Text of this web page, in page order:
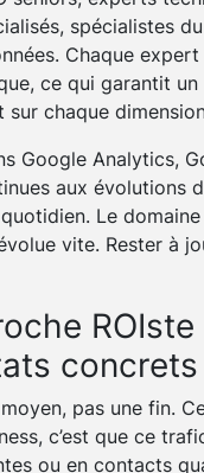
spécialistes
Chaque
ce qui garantit un
sur chaque
Google Analytics,
aux évolutions
Le
vite. Rester à
concrets
pas une fin.
c’est que ce
ou en contacts